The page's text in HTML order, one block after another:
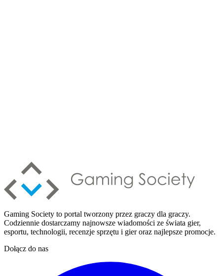
Gaming Society to portal tworzony przez graczy dla graczy.
Codziennie dostarczamy najnowsze wiadomości ze świata gier,
esportu, technologii, recenzje sprzętu i gier oraz najlepsze promocje.
Dołącz do nas